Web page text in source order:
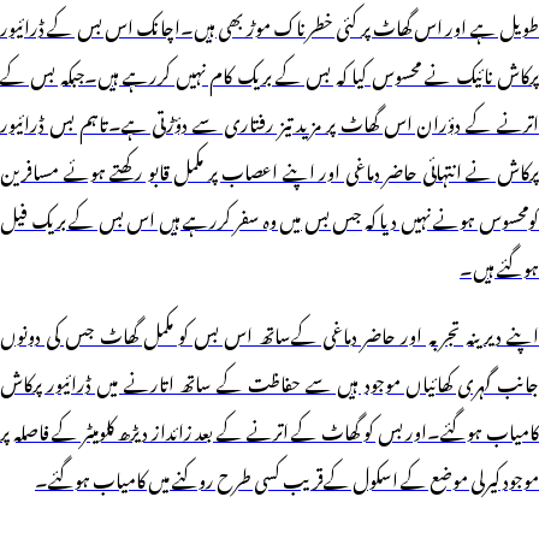
طویل ہے اور اس گھاٹ پر کئی خطرناک موڑ بھی ہیں۔اچانک اس بس کے ڈرائیور
پرکاش نائیک نے محسوس کیا کہ بس کے بریک کام نہیں کررہے ہیں۔جبکہ بس کے
اترنے کے دؤران اس گھاٹ پر مزید تیز رفتاری سے دؤڑتی ہے۔تاہم بس ڈرائیور
پرکاش نے انتہائی حاضر دماغی اور اپنے اعصاب پر مکمل قابو رکھتے ہوئے مسافرین
کومحسوس ہونے نہیں دیا کہ جس بس میں وہ سفر کررہے ہیں اس بس کے بریک فیل
ہوگئے ہیں۔
اپنے دیرینہ تجربہ اور حاضر دماغی کےساتھ اس بس کو مکمل گھاٹ جس کی دونوں
جانب گہری کھائیاں موجود ہیں سے حفاظت کے ساتھ اتارنے میں ڈرائیور پرکاش
کامیاب ہوگئے۔اور بس کو گھاٹ کے اترنے کے بعد زائداز دیڑھ کلومیٹر کے فاصلہ پر
موجود کیرلی موضع کے اسکول کےقریب کسی طرح روکنے میں کامیاب ہوگئے۔